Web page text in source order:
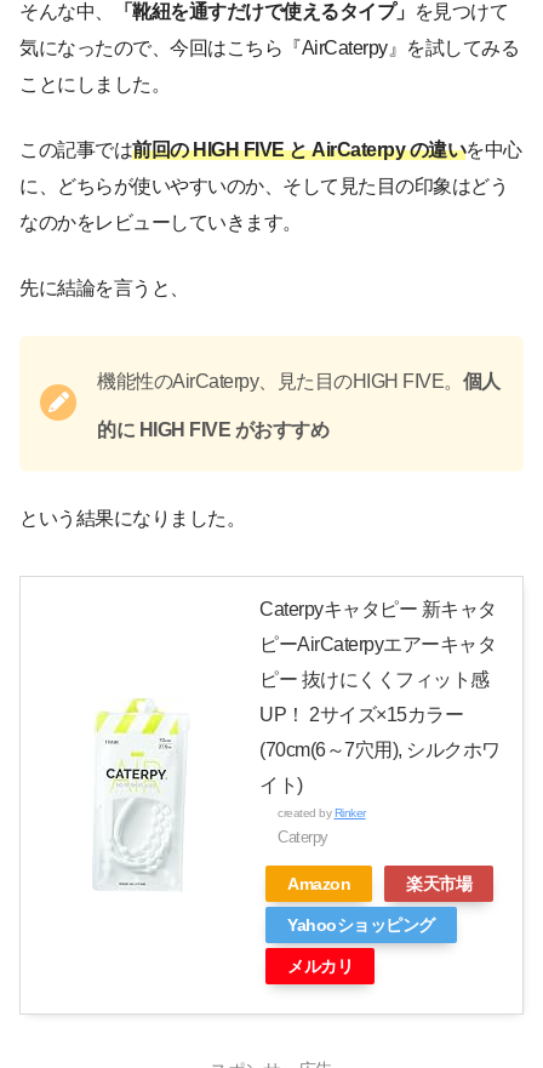
そんな中、 「靴紐を通すだけで使えるタイプ」 を見つけて
気になったので、今回はこちら『AirCaterpy』を試してみる
ことにしました。
この記事では前回の HIGH FIVE と AirCaterpy の違いを中心
に、どちらが使いやすいのか、そして見た目の印象はどう
なのかをレビューしていきます。
先に結論を言うと、
機能性のAirCaterpy、見た目のHIGH FIVE。 個人
的に HIGH FIVE がおすすめ
という結果になりました。
Caterpyキャタピー 新キャタ
ピーAirCaterpyエアーキャタ
ピー 抜けにくくフィット感
UP！ 2サイズ×15カラー
(70cm(6～7穴用), シルクホワ
イト)
created byRinker
Caterpy
Amazon 楽天市場
Yahooショッピング
メルカリ